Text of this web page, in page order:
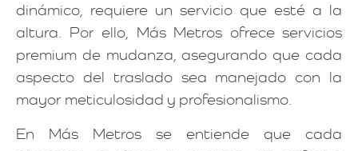
dinámico, requiere un servicio que esté a la
altura. Por ello, Más Metros ofrece servicios
premium de mudanza, asegurando que cada
aspecto del traslado sea manejado con la
mayor meticulosidad y profesionalismo.
En Más Metros se entiende que cada